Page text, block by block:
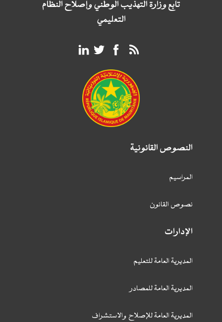
تابع وزارة التهذيب الوطني وإصلاح النظام
التعليمي
النصوص القانونية
المراسيم
نصوص القانون
الإدارات
المديرية العامة للتعليم
المديرية العامة للمصادر
المديرية العامة للإصلاح والاستشراف